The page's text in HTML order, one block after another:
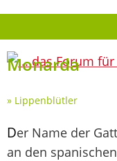
Monarda
» Lippenblütler
Der Name der
an den